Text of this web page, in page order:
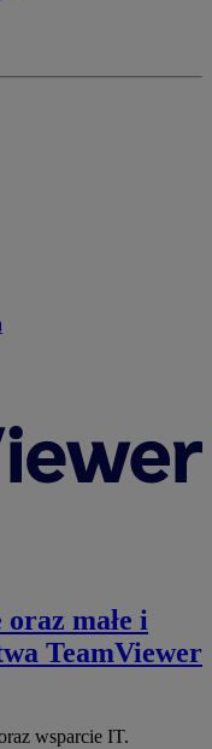
małe i
TeamViewer
wsparcie IT.